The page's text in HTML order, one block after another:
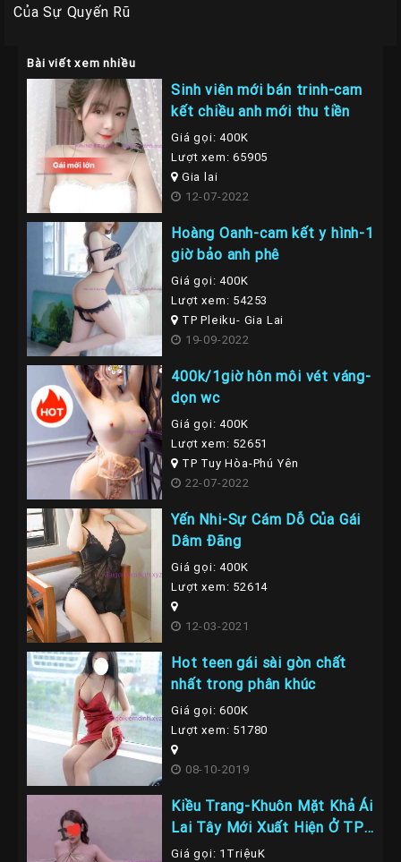
Của Sự Quyến Rũ
Bài viết xem nhiều
Sinh viên mới bán trinh-cam
kết chiều anh mới thu tiền
Giá gọi: 400K
Lượt xem: 65905
Gia lai
12-07-2022
Hoàng Oanh-cam kết y hình-1
giờ bảo anh phê
Giá gọi: 400K
Lượt xem: 54253
TP Pleiku- Gia Lai
19-09-2022
400k/1giờ hôn môi vét váng-
dọn wc
Giá gọi: 400K
Lượt xem: 52651
TP Tuy Hòa-Phú Yên
22-07-2022
Yến Nhi-Sự Cám Dỗ Của Gái
Dâm Đãng
Giá gọi: 400K
Lượt xem: 52614
12-03-2021
Hot teen gái sài gòn chất
nhất trong phân khúc
Giá gọi: 600K
Lượt xem: 51780
08-10-2019
Kiều Trang-Khuôn Mặt Khả Ái
Lai Tây Mới Xuất Hiện Ở TP
Nha Trang
Giá gọi: 1TriệuK